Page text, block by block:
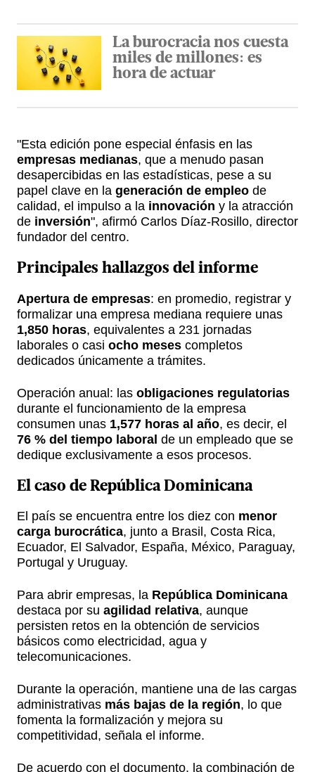
La burocracia nos cuesta
miles de millones: es
hora de actuar
"Esta edición pone especial énfasis en las
empresas medianas, que a menudo pasan
desapercibidas en las estadísticas, pese a su
papel clave en la generación de empleo de
calidad, el impulso a la innovación y la atracción
de inversión", afirmó Carlos Díaz-Rosillo, director
fundador del centro.
Principales hallazgos del informe
Apertura de empresas: en promedio, registrar y
formalizar una empresa mediana requiere unas
1,850 horas, equivalentes a 231 jornadas
laborales o casi ocho meses completos
dedicados únicamente a trámites.
Operación anual: las obligaciones regulatorias
durante el funcionamiento de la empresa
consumen unas 1,577 horas al año, es decir, el
76 % del tiempo laboral de un empleado que se
dedique exclusivamente a esos procesos.
El caso de República Dominicana
El país se encuentra entre los diez con menor
carga burocrática, junto a Brasil, Costa Rica,
Ecuador, El Salvador, España, México, Paraguay,
Portugal y Uruguay.
Para abrir empresas, la República Dominicana
destaca por su agilidad relativa, aunque
persisten retos en la obtención de servicios
básicos como electricidad, agua y
telecomunicaciones.
Durante la operación, mantiene una de las cargas
administrativas más bajas de la región, lo que
fomenta la formalización y mejora su
competitividad, señala el informe.
De acuerdo con el documento, la combinación de